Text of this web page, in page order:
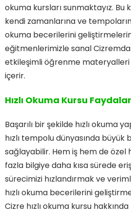
okuma kursları sunmaktayız.
kendi zamanlarına ve
okuma becerilerini
eğitmenlerimizle sanal
etkileşimli öğrenme materyalleri
içerir.
Hızlı Okuma Kursu
Başarılı bir şekilde hızlı okuma
hızlı tempolu dünyasında büyük
sağlayabilir. Hem iş hem de özel
fazla bilgiye daha kısa sürede
sürecimizi hızlandırmak ve
hızlı okuma becerilerini
Cizre hızlı okuma kursu